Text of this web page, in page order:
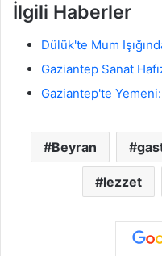
İlgili Haberler
Dülük'te Mum
Gaziantep Sanat
Gaziantep'te
Beyran
lezzet